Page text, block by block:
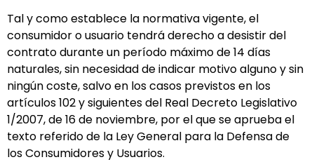
Tal y como establece la normativa vigente, el
consumidor o usuario tendrá derecho a desistir del
contrato durante un período máximo de 14 días
naturales, sin necesidad de indicar motivo alguno y sin
ningún coste, salvo en los casos previstos en los
artículos 102 y siguientes del Real Decreto Legislativo
1/2007, de 16 de noviembre, por el que se aprueba el
texto referido de la Ley General para la Defensa de
los Consumidores y Usuarios.